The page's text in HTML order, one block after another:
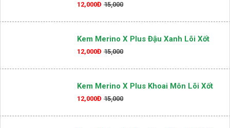
12,000Đ 15,000
Kem Merino X Plus Đậu Xanh Lõi Xốt
12,000Đ 15,000
Kem Merino X Plus Khoai Môn Lõi Xốt
12,000Đ 15,000